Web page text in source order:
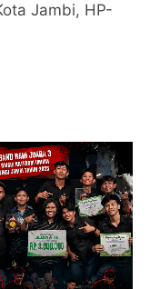
Jambi, HP-